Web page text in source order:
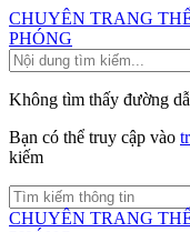
CHUYÊN TRANG
PHÓNG
Không tìm thấy đường
Bạn có thể truy cập vào
kiếm
CHUYÊN TRANG